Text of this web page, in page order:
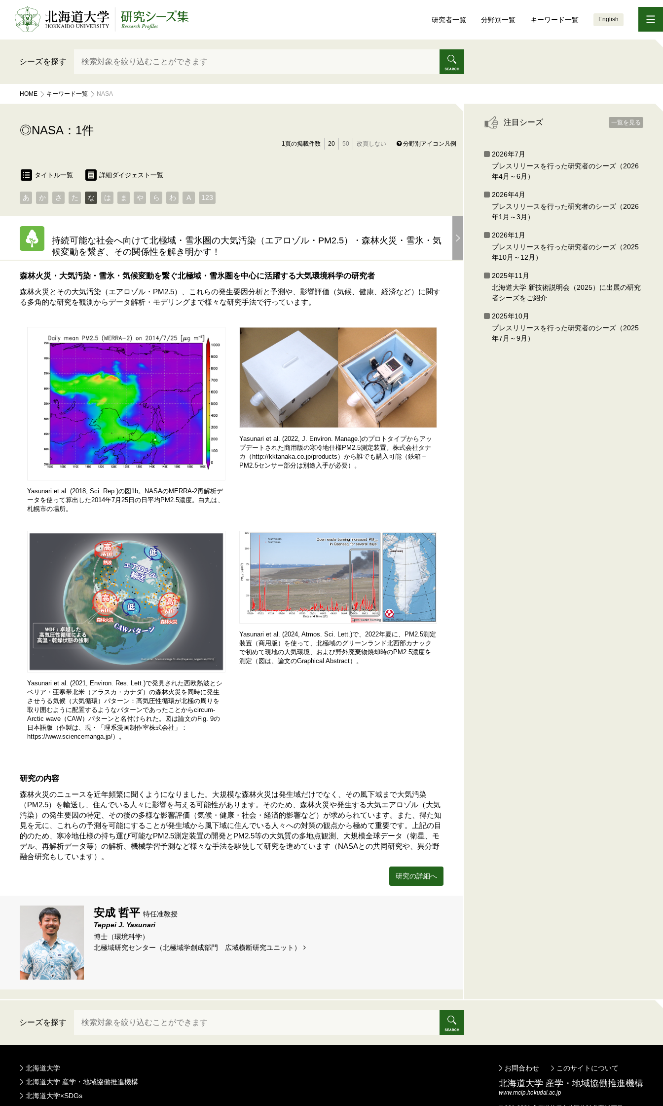
研究者一覧 分野別一覧 キーワード一覧 English
シーズを探す
HOME キーワード一覧 NASA
NASA：1件
1頁の掲載件数 20 50 改頁しない 分野別アイコン凡例
タイトル一覧 詳細ダイジェスト一覧
あ か さ た な は ま や ら わ A 123
持続可能な社会へ向けて北極域・雪氷圏の大気汚染（エアロゾル・PM2.5）・森林火災・雪氷・気
候変動を繋ぎ、その関係性を解き明かす！
森林火災・大気汚染・雪氷・気候変動を繋ぐ北極域・雪氷圏を中心に活躍する大気環境科学の研究者
森林火災とその大気汚染（エアロゾル・PM2.5）、これらの発生要因分析と予測や、影響評価（気候、健康、経済など）に関す
る多角的な研究を観測からデータ解析・モデリングまで様々な研究手法で行っています。
Yasunari et al. (2018, Sci. Rep.)の図1b。NASAのMERRA-2再解析デ
ータを使って算出した2014年7月25日の日平均PM2.5濃度。白丸は、
札幌市の場所。
Yasunari et al. (2022, J. Environ. Manage.)のプロトタイプからアッ
プデートされた商用版の寒冷地仕様PM2.5測定装置。株式会社タナ
カ（http://kktanaka.co.jp/products）から誰でも購入可能（鉄箱＋
PM2.5センサー部分は別途入手が必要）。
Yasunari et al. (2021, Environ. Res. Lett.)で発見された西欧熱波とシ
ベリア・亜寒帯北米（アラスカ・カナダ）の森林火災を同時に発生
させうる気候（大気循環）パターン：高気圧性循環が北極の周りを
取り囲むように配置するようなパターンであったことからcircum-
Arctic wave（CAW）パターンと名付けられた。図は論文のFig. 9の
日本語版（作製は、現・「理系漫画制作室株式会社」：
https://www.sciencemanga.jp/）。
Yasunari et al. (2024, Atmos. Sci. Lett.)で、2022年夏に、PM2.5測定
装置（商用版）を使って、北極域のグリーンランド北西部カナック
で初めて現地の大気環境、および野外廃棄物焼却時のPM2.5濃度を
測定（図は、論文のGraphical Abstract）。
研究の内容
森林火災のニュースを近年頻繁に聞くようになりました。大規模な森林火災は発生域だけでなく、その風下域まで大気汚染
（PM2.5）を輸送し、住んでいる人々に影響を与える可能性があります。そのため、森林火災や発生する大気エアロゾル（大気
汚染）の発生要因の特定、その後の多様な影響評価（気候・健康・社会・経済的影響など）が求められています。また、得た知
見を元に、これらの予測を可能にすることが発生域から風下域に住んでいる人々への対策の観点から極めて重要です。上記の目
的のため、寒冷地仕様の持ち運び可能なPM2.5測定装置の開発とPM2.5等の大気質の多地点観測、大規模全球データ（衛星、モ
デル、再解析データ等）の解析、機械学習予測など様々な手法を駆使して研究を進めています（NASAとの共同研究や、異分野
融合研究もしています）。
研究の詳細へ
安成 哲平 特任准教授
Teppei J. Yasunari
博士（環境科学）
北極域研究センター（北極域学創成部門 広域横断研究ユニット）
注目シーズ 一覧を見る
2026年7月
プレスリリースを行った研究者のシーズ（2026
年4月～6月）
2026年4月
プレスリリースを行った研究者のシーズ（2026
年1月～3月）
2026年1月
プレスリリースを行った研究者のシーズ（2025
年10月～12月）
2025年11月
北海道大学 新技術説明会（2025）に出展の研究
者シーズをご紹介
2025年10月
プレスリリースを行った研究者のシーズ（2025
年7月～9月）
シーズを探す
北海道大学
北海道大学 産学・地域協働推進機構
北海道大学×SDGs
お問合わせ このサイトについて
北海道⼤学 産学・地域協働推進機構
www.mcip.hokudai.ac.jp